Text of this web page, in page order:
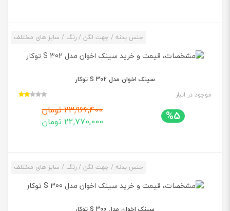
جنس بدنه / جهت لگن / رنگ / سایز های مختلف
سینک اخوان مدل 302 S توکار
موجود در انبار
%5
23,966,400 تومان
22,770,000 تومان
جنس بدنه / جهت لگن / رنگ / سایز های مختلف